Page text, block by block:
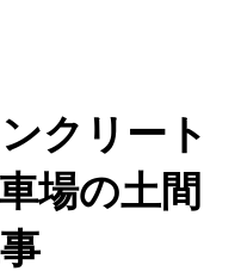
クリート
場の土間